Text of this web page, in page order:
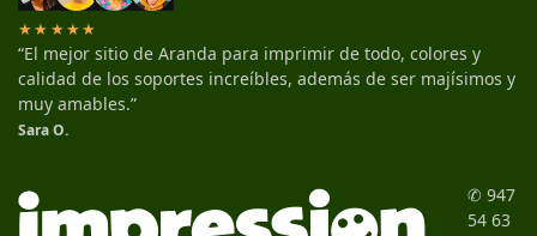
★★★★★
“El mejor sitio de Aranda para imprimir de todo, colores y
calidad de los soportes increíbles, además de ser majísimos y
muy amables.”
Sara O.
✆ 947
54 63